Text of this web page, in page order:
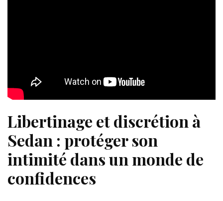
Libertinage et discrétion à
Sedan : protéger son
intimité dans un monde de
confidences